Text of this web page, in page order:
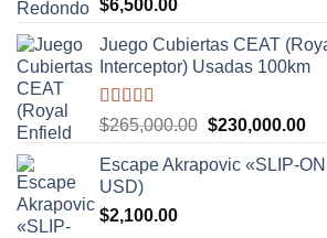
con
5
$6,500.00
Juego Cubiertas CEAT
Interceptor) Usadas 100km
Valorado
5.00
5
$265,000.00 El
original
$230,000.00El
Escape Akrapovic «SLIP-
USD)
$2,100.00